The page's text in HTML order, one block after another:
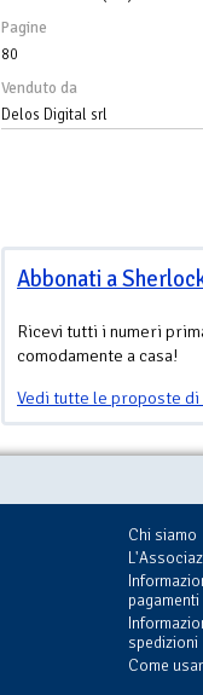
Pagine
80
Venduto da
Delos Digital srl
Abbonati a
Ricevi tutti i numeri
comodamente a casa!
Vedi tutte le proposte
Chi siamo
pagamenti
spedizioni
Come